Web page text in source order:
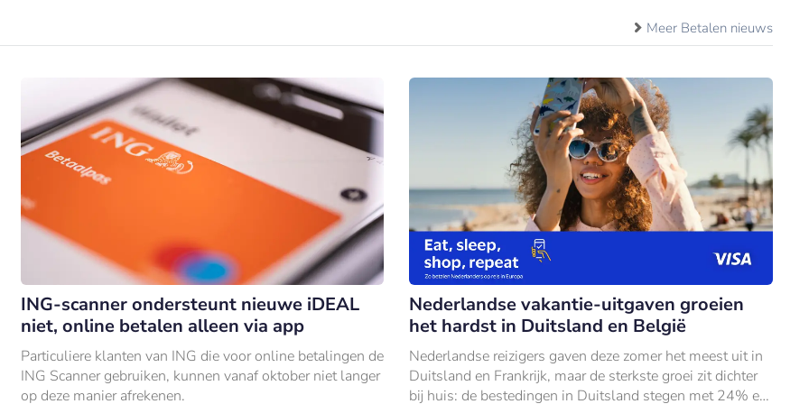
Meer Betalen nieuws
ING-scanner ondersteunt nieuwe iDEAL
niet, online betalen alleen via app
Particuliere klanten van ING die voor online betalingen de
ING Scanner gebruiken, kunnen vanaf oktober niet langer
op deze manier afrekenen.
Nederlandse vakantie-uitgaven groeien
het hardst in Duitsland en België
Nederlandse reizigers gaven deze zomer het meest uit in
Duitsland en Frankrijk, maar de sterkste groei zit dichter
bij huis: de bestedingen in Duitsland stegen met 24% en